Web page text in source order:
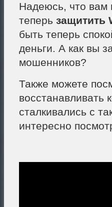
Надеюсь, что вам
теперь защитить
быть теперь
деньги. А как вы
мошенников?
Также можете
восстанавливать
сталкивались с
интересно